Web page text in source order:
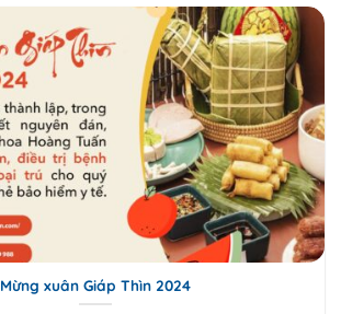
Mừng xuân Giáp Thìn 2024